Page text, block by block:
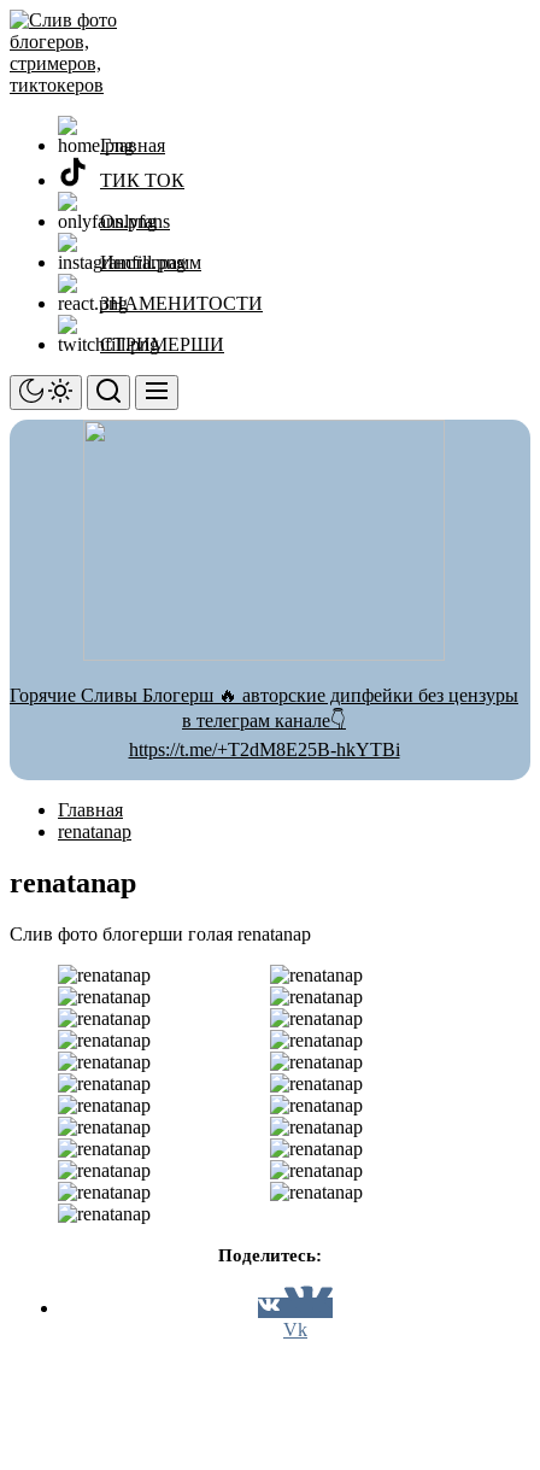
Перейти
к
содержимому
Главная
ТИК ТОК
Onlyfans
Инстаграмм
ЗНАМЕНИТОСТИ
СТРИМЕРШИ
Горячие Сливы Блогерш 🔥 авторские дипфейки без цензуры
в телеграм канале👇
https://t.me/+T2dM8E25B-hkYTBi
Главная
renatanap
renatanap
Слив фото блогерши голая renatanap
Поделитесь:
Vk